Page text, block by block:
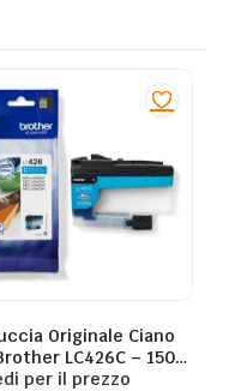
Originale Ciano
LC426C – 1500
al 5%
per il prezzo